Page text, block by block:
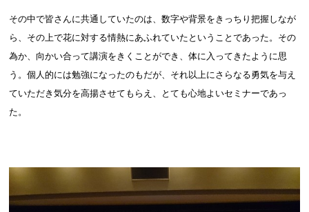
その中で皆さんに共通していたのは、数字や背景をきっちり把握しなが
ら、その上で花に対する情熱にあふれていたということであった。その
為か、向かい合って講演をきくことができ、体に入ってきたように思
う。個人的には勉強になったのもだが、それ以上にさらなる勇気を与え
ていただき気分を高揚させてもらえ、とても心地よいセミナーであっ
た。